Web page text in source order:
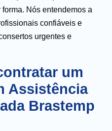
Nós entendemos a
confiáveis e
urgentes e
um
Assistência
Brastemp